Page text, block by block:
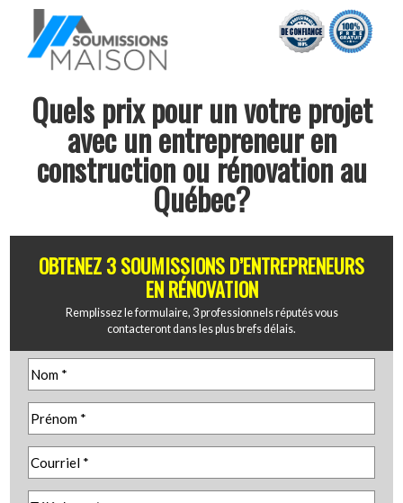
Quels prix pour un votre projet
avec un entrepreneur en
construction ou rénovation au
Québec?
OBTENEZ 3 SOUMISSIONS D’ENTREPRENEURS
EN RÉNOVATION
Remplissez le formulaire, 3 professionnels réputés vous
contacteront dans les plus brefs délais.